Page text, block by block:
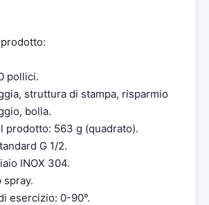
pollici.
struttura di stampa, risparmio
bolla.
prodotto: 563 g (quadrato).
G 1/2.
INOX 304.
spray.
esercizio: 0-90°.